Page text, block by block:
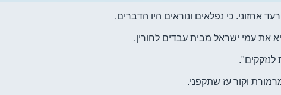
אחזוני. כי נפלאים ונוראים היו הדברים.
את עמי ישראל מבית עבדים לחורין.
לנזקקים".
וקור עז שתקפני.